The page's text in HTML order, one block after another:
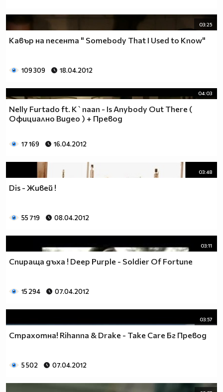
03:25
Кавър на песента " Somebody That I Used to Know"
109 309 18.04.2012
04:03
Nelly Furtado ft. K`naan - Is Anybody Out There (
Официалнo Видео ) + Превод
17 169 16.04.2012
03:48
Dis - Живей !
55 719 08.04.2012
03:11
Спираща дъха ! Deep Purple - Soldier Of Fortune
15 294 07.04.2012
03:57
Страхотна! Rihanna & Drake - Take Care Бг Превод
5 502 07.04.2012